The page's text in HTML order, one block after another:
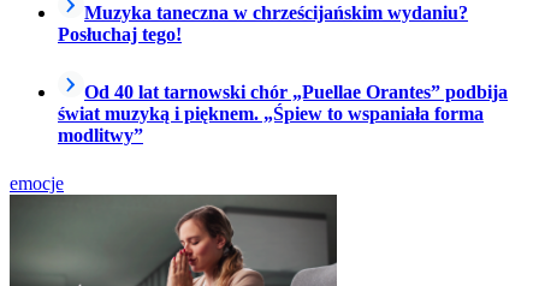
Muzyka taneczna w chrześcijańskim wydaniu?
Posłuchaj tego!
Od 40 lat tarnowski chór „Puellae Orantes” podbija
świat muzyką i pięknem. „Śpiew to wspaniała forma
modlitwy”
emocje